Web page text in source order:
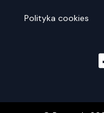
Polityka cookies